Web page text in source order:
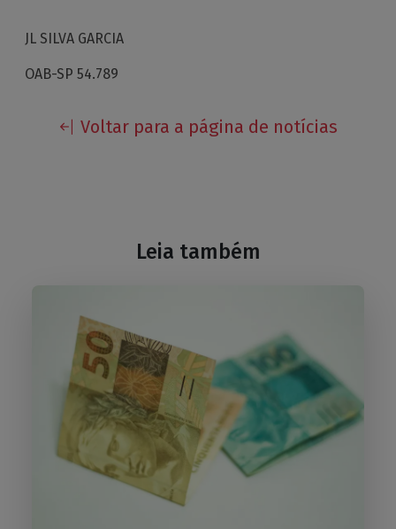
JL SILVA GARCIA
OAB-SP 54.789
Voltar para a página de notícias
Leia também